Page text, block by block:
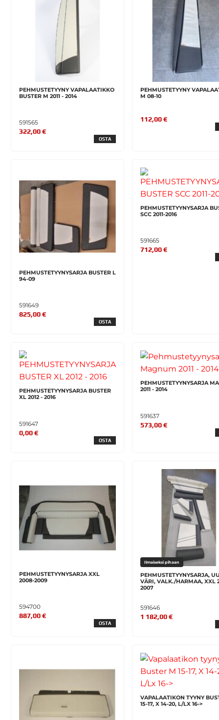
PEHMUSTETYYNY VAPALAATIKKO
BUSTER M 2011 - 2014
591565
322,00 €
OSTA
PEHMUSTETYYNY
M 08-10
112,00 €
PEHMUSTETYYNYSARJA BUSTER L
94-09
591649
825,00 €
OSTA
PEHMUSTETYYNYSARJA
SCC 2011-2016
591665
712,00 €
PEHMUSTETYYNYSARJA BUSTER
XL 2012 - 2016
591647
0,00 €
OSTA
PEHMUSTETYYNYSARJA
2011 - 2014
591637
573,00 €
PEHMUSTETYYNYSARJA XXL
2008-2009
594700
887,00 €
OSTA
Ilmaiseksi pihaan
PEHMUSTETYYNYSARJA,
VÄRI, VALK./HARMAA, XXL
2007
591646
1 182,00 €
VAPALAATIKON TYYNY
15-17, X 14-20, L/LX 16->